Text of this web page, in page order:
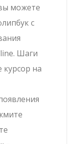
можете
с
Шаги
на